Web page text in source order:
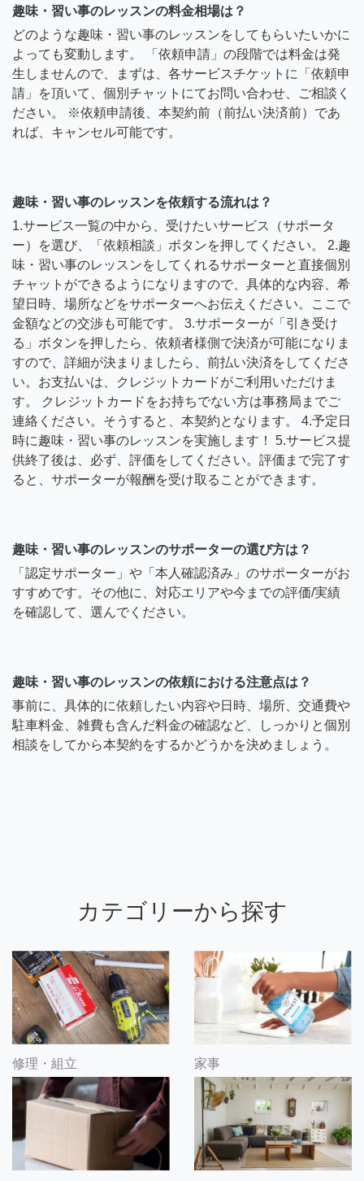
趣味・習い事のレッスンの料金相場は？
どのような趣味・習い事のレッスンをしてもらいたいかに
よっても変動します。 「依頼申請」の段階では料金は発
生しませんので、まずは、各サービスチケットに「依頼申
請」を頂いて、個別チャットにてお問い合わせ、ご相談く
ださい。 ※依頼申請後、本契約前（前払い決済前）であ
れば、キャンセル可能です。
趣味・習い事のレッスンを依頼する流れは？
1.サービス一覧の中から、受けたいサービス（サポータ
ー）を選び、「依頼相談」ボタンを押してください。 2.趣
味・習い事のレッスンをしてくれるサポーターと直接個別
チャットができるようになりますので、具体的な内容、希
望日時、場所などをサポーターへお伝えください。ここで
金額などの交渉も可能です。 3.サポーターが「引き受け
る」ボタンを押したら、依頼者様側で決済が可能になりま
すので、詳細が決まりましたら、前払い決済をしてくださ
い。お支払いは、クレジットカードがご利用いただけま
す。 クレジットカードをお持ちでない方は事務局までご
連絡ください。そうすると、本契約となります。 4.予定日
時に趣味・習い事のレッスンを実施します！ 5.サービス提
供終了後は、必ず、評価をしてください。評価まで完了す
ると、サポーターが報酬を受け取ることができます。
趣味・習い事のレッスンのサポーターの選び方は？
「認定サポーター」や「本人確認済み」のサポーターがお
すすめです。その他に、対応エリアや今までの評価/実績
を確認して、選んでください。
趣味・習い事のレッスンの依頼における注意点は？
事前に、具体的に依頼したい内容や日時、場所、交通費や
駐車料金、雑費も含んだ料金の確認など、しっかりと個別
相談をしてから本契約をするかどうかを決めましょう。
カテゴリーから探す
修理・組立 家事